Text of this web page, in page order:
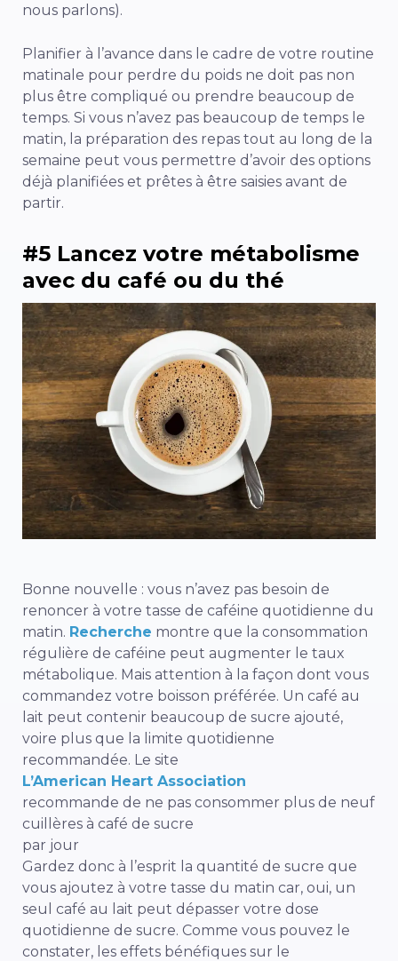
nous parlons).
Planifier à l’avance dans le cadre de votre routine
matinale pour perdre du poids ne doit pas non
plus être compliqué ou prendre beaucoup de
temps. Si vous n’avez pas beaucoup de temps le
matin, la préparation des repas tout au long de la
semaine peut vous permettre d’avoir des options
déjà planifiées et prêtes à être saisies avant de
partir.
#5 Lancez votre métabolisme
avec du café ou du thé
Bonne nouvelle : vous n’avez pas besoin de
renoncer à votre tasse de caféine quotidienne du
matin. Recherche montre que la consommation
régulière de caféine peut augmenter le taux
métabolique. Mais attention à la façon dont vous
commandez votre boisson préférée. Un café au
lait peut contenir beaucoup de sucre ajouté,
voire plus que la limite quotidienne
recommandée. Le site
L’American Heart Association
recommande de ne pas consommer plus de neuf
cuillères à café de sucre
par jour
Gardez donc à l’esprit la quantité de sucre que
vous ajoutez à votre tasse du matin car, oui, un
seul café au lait peut dépasser votre dose
quotidienne de sucre. Comme vous pouvez le
constater, les effets bénéfiques sur le